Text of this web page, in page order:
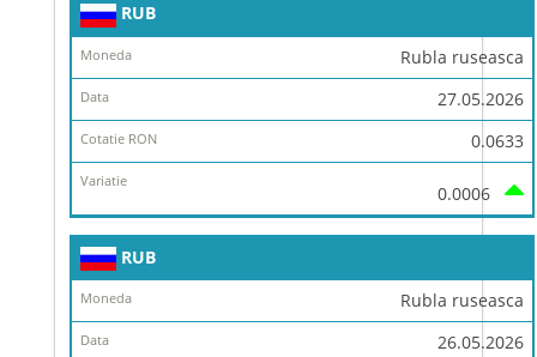
RUB
Rubla ruseasca
27.05.2026
0.0633
0.0006
RUB
Rubla ruseasca
26.05.2026